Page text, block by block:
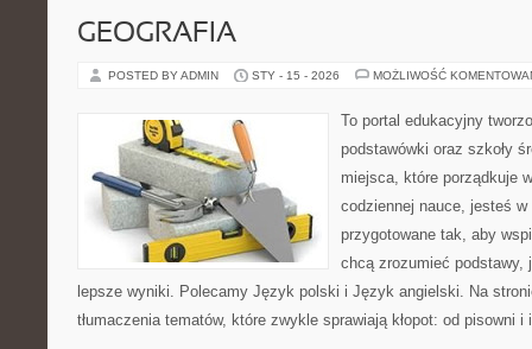
GEOGRAFIA
POSTED BY ADMIN STY - 15 - 2026 MOŻLIWOŚĆ
To portal edukacyjny
podstawówki oraz szkoły
miejsca, które porządkuje
codziennej nauce, jesteś
przygotowane tak, aby
chcą zrozumieć podstawy,
lepsze wyniki. Polecamy Język polski i Język angielski. Na
tłumaczenia tematów, które zwykle sprawiają kłopot: od pisowni